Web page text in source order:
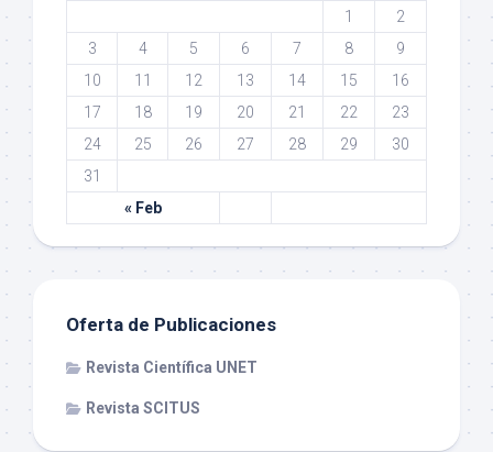
« Feb
1
2
3
4 5 6 7 8
9
10
11 12 13 14 15
16
17
18 19 20 21 22
23
24
25 26 27 28 29
30
31
Oferta de Publicaciones
Revista Científica UNET
Revista SCITUS